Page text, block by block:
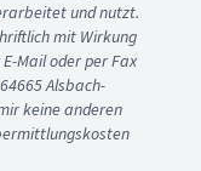
und nutzt.
mit Wirkung
Mail oder per Fax
Alsbach-
keine anderen